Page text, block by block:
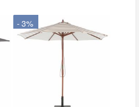
- 3%